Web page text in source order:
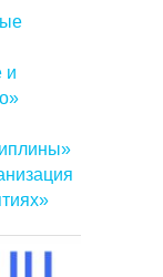
и